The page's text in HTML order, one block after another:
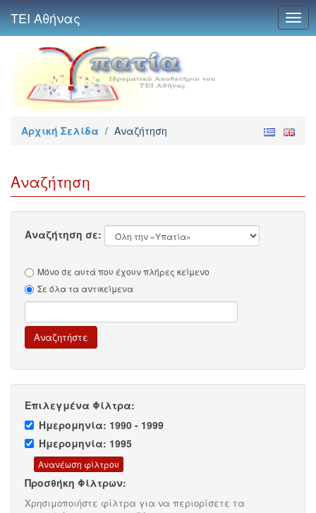
ΤΕΙ Αθήνας
Αρχική Σελίδα / Αναζήτηση
Αναζήτηση
Αναζήτηση σε:
Μόνο σε αυτά που έχουν πλήρες κείμενο
Σε όλα τα αντικείμενα
Επιλεγμένα Φίλτρα:
Ημερομηνία: 1990 - 1999
Ημερομηνία: 1995
Προσθήκη Φίλτρων:
Χρησιμοποιήστε φίλτρα για να περιορίσετε τα